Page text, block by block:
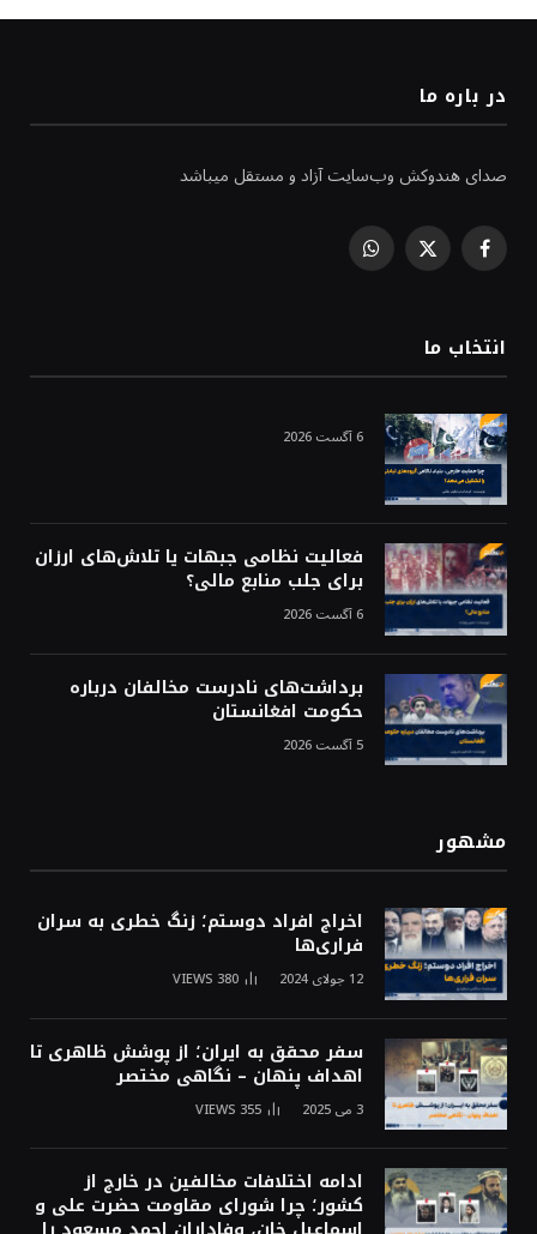
در باره ما
صدای هندوکش وب‌سایت آزاد و مستقل میباشد
Facebook
X
WhatsApp
انتخاب ما
6 آگست 2026
فعالیت نظامی جبهات یا تلاش‌های ارزان
برای جلب منابع مالی؟
6 آگست 2026
برداشت‌های نادرست مخالفان درباره
حکومت افغانستان
5 آگست 2026
مشهور
اخراج افراد دوستم؛ زنگ خطری به سران
فراری‌ها
12 جولای 2024 380
VIEWS
سفر محقق به ایران؛ از پوشش ظاهری تا
اهداف پنهان – نگاهی مختصر
3 می 2025 355
VIEWS
ادامه اختلافات مخالفین در خارج از
کشور؛ چرا شورای مقاومت حضرت علی و